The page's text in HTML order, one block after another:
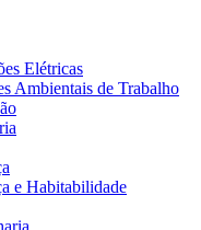
Elétricas
Ambientais de Trabalho
e Habitabilidade